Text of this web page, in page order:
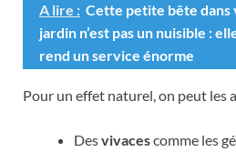
A lire : Cette petite bête dans
jardin n’est pas un nuisible :
rend un service énorme
Pour un effet naturel, on peut les
Desvivacescomme les